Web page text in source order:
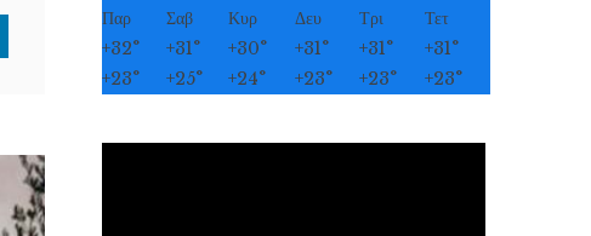
Παρ
Σαβ Κυρ Δευ Τρι
Τετ
+32° +31° +30° +31° +31° +31°
+23° +25° +24° +23° +23° +23°